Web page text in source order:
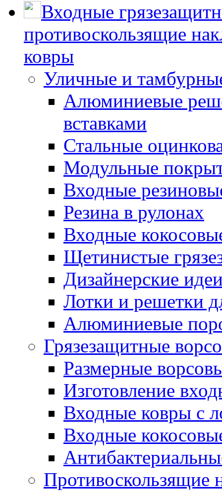
Входные
противоскользящие
ковры
Уличные и
Алюминиевые
вставками
Стальные
Модульные
Входные
Резина в рулонах
Входные
Щетинистые
Дизайнерские
Лотки и решетки
Алюминиевые
Грязезащитные
Размерные
Изготовление
Входные ковры с
Входные
Противоскользящие